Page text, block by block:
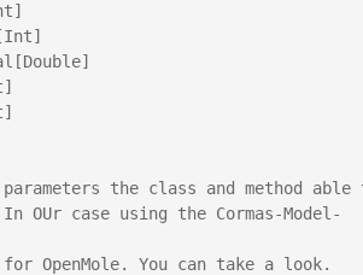
parameters the class and method able
case using the Cormas-Model-
OpenMole. You can take a look.